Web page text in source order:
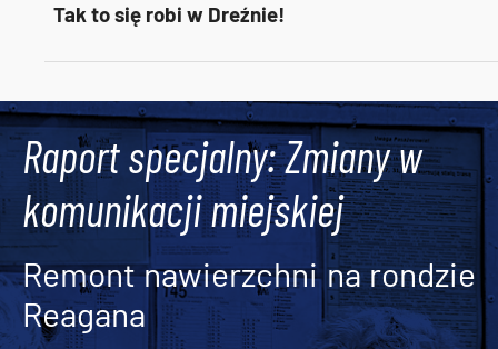
Tak to się robi w Dreźnie!
Raport specjalny: Zmiany w
komunikacji miejskiej
Remont nawierzchni na rondzie
Reagana